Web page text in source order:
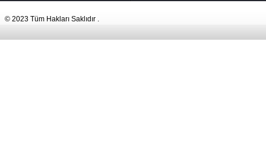
© 2023 Tüm Hakları Saklıdır .